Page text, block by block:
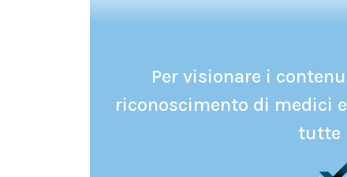
Per visionare i
riconoscimento di medici
tutte